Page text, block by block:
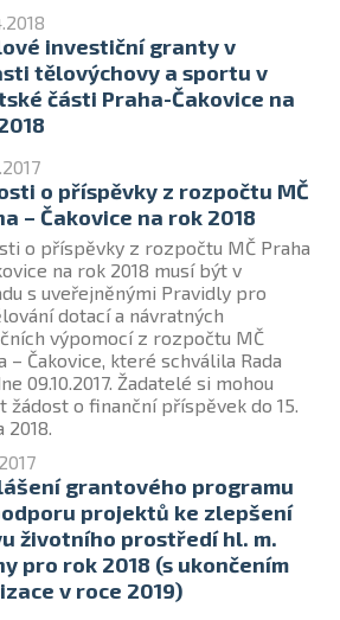
investiční granty v
tělovýchovy a sportu v
části Praha-Čakovice na
o příspěvky z rozpočtu MČ
– Čakovice na rok 2018
o příspěvky z rozpočtu MČ Praha
na rok 2018 musí být v
s uveřejněnými Pravidly pro
dotací a návratných
výpomocí z rozpočtu MČ
– Čakovice, které schválila Rada
09.10.2017. Žadatelé si mohou
žádost o finanční příspěvek do 15.
2018.
grantového programu
projektů ke zlepšení
životního prostředí hl. m.
pro rok 2018 (s ukončením
v roce 2019)